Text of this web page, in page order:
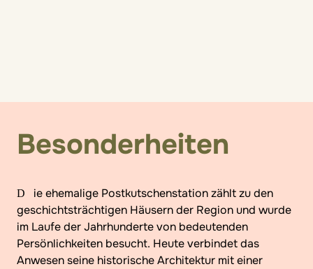
Besonderheiten
Die ehemalige Postkutschenstation zählt zu den
geschichtsträchtigen Häusern der Region und wurde
im Laufe der Jahrhunderte von bedeutenden
Persönlichkeiten besucht. Heute verbindet das
Anwesen seine historische Architektur mit einer